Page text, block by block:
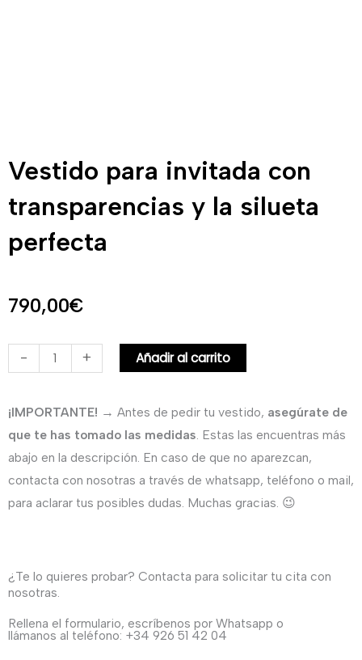
Vestido para invitada con
transparencias y la silueta
perfecta
790,00€
-
Vestido
para
con
transparencias
y
la
silueta
+ Añadir al carrito
¡IMPORTANTE! → Antes de pedir tu vestido, asegúrate de
que te has tomado las medidas. Estas las encuentras más
abajo en la descripción. En caso de que no aparezcan,
contacta con nosotras a través de whatsapp, teléfono o mail,
para aclarar tus posibles dudas. Muchas gracias. 😉
¿Te lo quieres probar? Contacta para solicitar tu cita con
nosotras.
Rellena el formulario, escríbenos por Whatsapp o
llámanos al teléfono: +34 926 51 42 04